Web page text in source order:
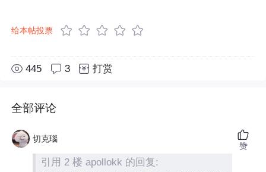
给本帖投票
445 3 打赏
全部评论
切克瑙
引用 2 楼 apollokk 的回复:
赞